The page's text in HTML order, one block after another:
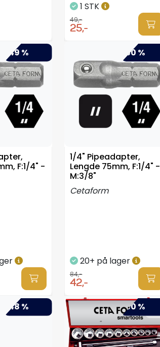
1 STK
49,-
25,-
-49 %
F:1/4" -
-50 %
1/4" Pipeadapter,
Lengde 75mm, F:1/4" -
M:3/8"
Cetaform
20+ på lager
84,-
42,-
-48 % -50 %